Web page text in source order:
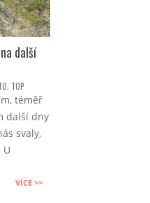
další
TOP
téměř
další dny
svaly,
U
VÍCE >>